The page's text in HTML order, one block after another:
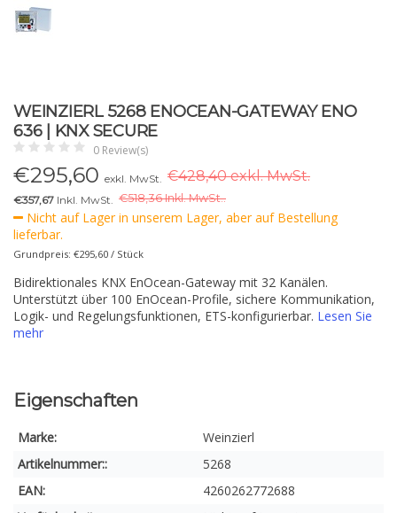
WEINZIERL 5268 ENOCEAN-GATEWAY ENO
636 | KNX SECURE
0 Review(s)
€295,60 exkl. MwSt. €428,40 exkl. MwSt.
€357,67 Inkl. MwSt. €518,36 Inkl. MwSt..
Nicht auf Lager in unserem Lager, aber auf Bestellung
lieferbar.
Grundpreis: €295,60 / Stück
Bidirektionales KNX EnOcean-Gateway mit 32 Kanälen.
Unterstützt über 100 EnOcean-Profile, sichere Kommunikation,
Logik- und Regelungsfunktionen, ETS-konfigurierbar. Lesen Sie
mehr
Eigenschaften
Marke:
Weinzierl
Artikelnummer::
5268
EAN:
4260262772688